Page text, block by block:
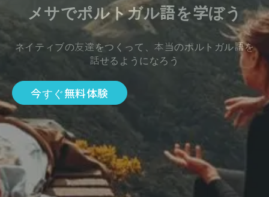
メサでポルトガル語を学ぼう
ネイティブの友達をつくって、本当のポルトガル語を
話せるようになろう
今すぐ無料体験